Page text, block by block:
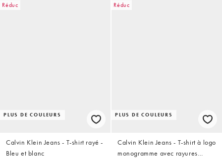
Réduc
PLUS DE COULEURS
Calvin Klein Jeans - T-shirt rayé -
Bleu et blanc
Réduc
PLUS DE COULEURS
Calvin Klein Jeans - T-shirt à logo
monogramme avec rayures